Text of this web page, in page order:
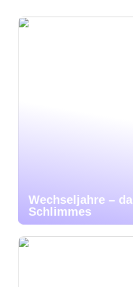
Wechseljahre –
Schlimmes